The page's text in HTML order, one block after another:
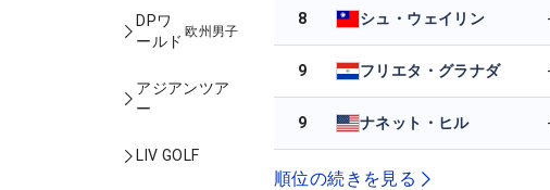
DPワ
ールド
欧州男子
アジアンツア
ー
LIV GOLF
8 シュ・ウェイリン
9 フリエタ・グラナダ
9 ナネット・ヒル
順位の続きを見る